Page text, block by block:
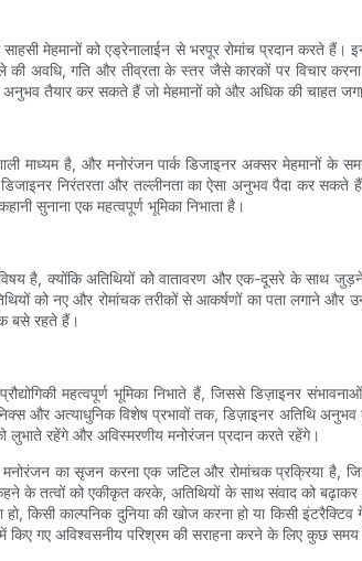
मेहमानों को एड्रेनालाईन से भरपूर रोमांच प्रदान करते
अवधि, गति और तीव्रता के स्तर जैसे कारकों पर विचार
अनुभव तैयार कर सकते हैं जो मेहमानों को और अधिक की चाहत
माध्यम है, और मनोरंजन पार्क डिजाइनर अक्सर
निरंतरता और तल्लीनता का ऐसा अनुभव पैदा कर सकते
सुनाना एक महत्वपूर्ण भूमिका निभाता है।
विषय है, क्योंकि अतिथियों को वातावरण और एक-दूसरे के
को नए और रोमांचक तरीकों से आकर्षणों का पता लगाने
बसे रहते हैं।
महत्वपूर्ण भूमिका निभाते हैं, जिससे
और अत्याधुनिक विशेष प्रभावों तक, डिज़ाइनर अतिथि
लुभाते रहेंगे और अविस्मरणीय मनोरंजन प्रदान करते रहेंगे।
मनोरंजन का सृजन करना एक जटिल और रोमांचक प्रक्रिया
के तत्वों को एकीकृत करके, अतिथियों के साथ संवाद को
किसी काल्पनिक दुनिया की खोज करना हो या किसी
किए गए अविश्वसनीय परिश्रम की सराहना करने के लिए कुछ